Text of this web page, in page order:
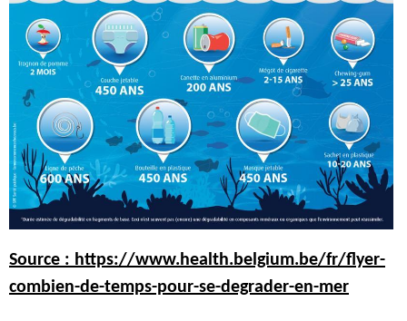
Source : https://www.health.belgium.be/fr/flyer-
combien-de-temps-pour-se-degrader-en-mer